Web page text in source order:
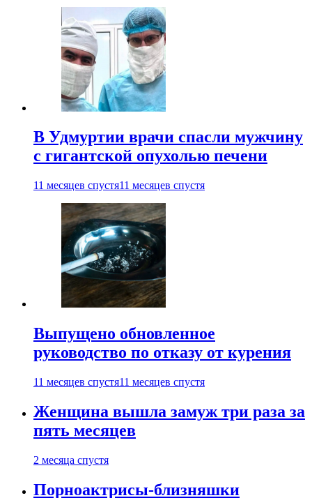
В Удмуртии врачи спасли мужчину
с гигантской опухолью печени
11 месяцев спустя11 месяцев спустя
Выпущено обновленное
руководство по отказу от курения
11 месяцев спустя11 месяцев спустя
Женщина вышла замуж три раза за
пять месяцев
2 месяца спустя
Порноактрисы-близняшки